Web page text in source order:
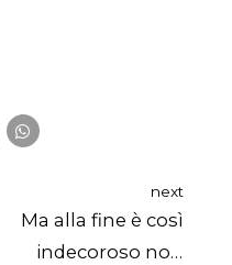
next
Ma alla fine è così
indecoroso non